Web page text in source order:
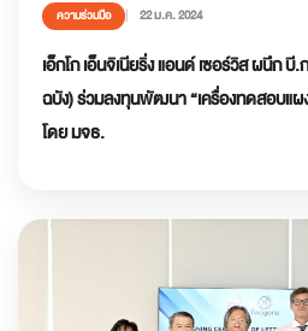
ความร่วมมือ 22 ม.ค. 2024
เอ็กโก เอ็นจิเนียริ่ง แอนด์ เซอร์วิส ผนึก บี
ฉบัง) ร่วมลงทุนพัฒนา “เครื่องทดสอบแผ
โดย มจธ.